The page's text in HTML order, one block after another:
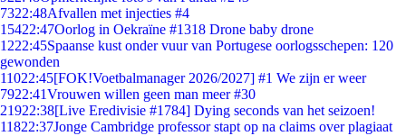
7322:48Afvallen met injecties #4
15422:47Oorlog in Oekraïne #1318 Drone baby drone
1222:45Spaanse kust onder vuur van Portugese oorlogsschepen: 120
gewonden
11022:45[FOK!Voetbalmanager 2026/2027] #1 We zijn er weer
7922:41Vrouwen willen geen man meer #30
21922:38[Live Eredivisie #1784] Dying seconds van het seizoen!
11822:37Jonge Cambridge professor stapt op na claims over plagiaat